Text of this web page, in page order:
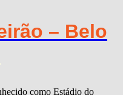
– Belo
como Estádio do